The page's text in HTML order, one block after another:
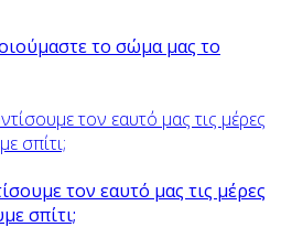
το σώμα μας το
τον εαυτό μας τις μέρες
σπίτι;